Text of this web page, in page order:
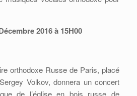
2016 à 15H00
orthodoxe Russe de Paris, placé
Volkov, donnera un concert
de l’église en bois russe de